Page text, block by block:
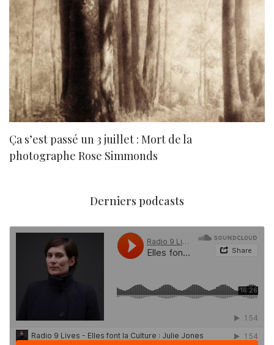
Ça s’est passé un 3 juillet : Mort de la
photographe Rose Simmonds
Derniers podcasts